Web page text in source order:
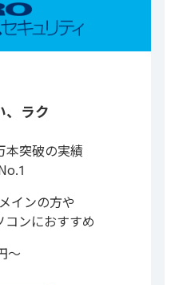
、ラク
本突破の実績
インの方や
ンにおすすめ
～